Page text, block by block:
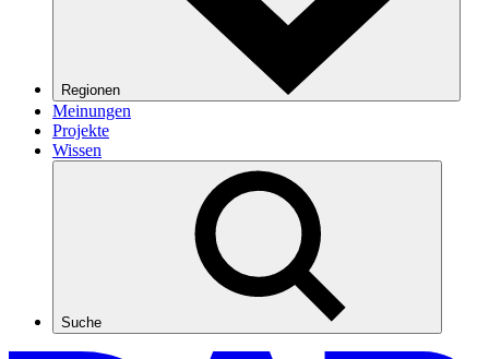
Regionen
Meinungen
Projekte
Wissen
Suche